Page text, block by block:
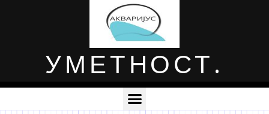
УМЕТНОСТ.